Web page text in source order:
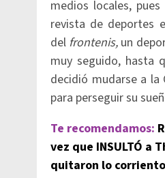
medios locales,
revista de deportes
del frontenis, un
muy seguido, hasta
decidió mudarse a la
para perseguir su
Te recomendamos:
vez que INSULTÓ a
quitaron lo